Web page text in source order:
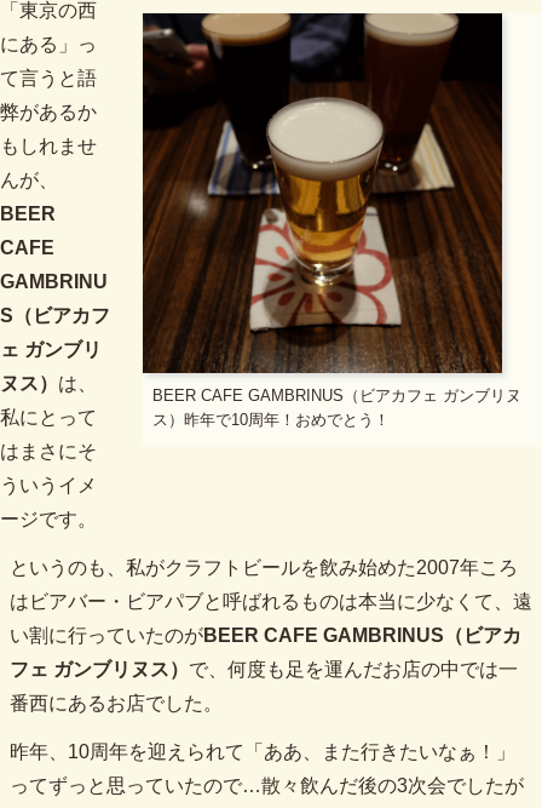
BEER CAFE GAMBRINUS（ビアカフェ ガンブリヌ
ス）昨年で10周年！おめでとう！
「東京の西
にある」っ
て言うと語
弊があるか
もしれませ
んが、
BEER
CAFE
GAMBRINU
S（ビアカフ
ェ ガンブリ
ヌス） は、
私にとって
はまさにそ
ういうイメ
ージです。
というのも、私がクラフトビールを飲み始めた2007年ころ
はビアバー・ビアパブと呼ばれるものは本当に少なくて、遠
い割に行っていたのがBEER CAFE GAMBRINUS（ビアカ
フェ ガンブリヌス） で、何度も足を運んだお店の中では一
番西にあるお店でした。
昨年、10周年を迎えられて「ああ、また行きたいなぁ！」
ってずっと思っていたので…散々飲んだ後の3次会でしたが